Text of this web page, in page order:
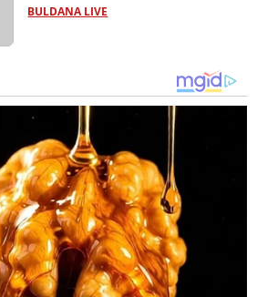
खळबळ'! मुलांमधली सहनशीलता संपली काय?
BULDANA LIVE